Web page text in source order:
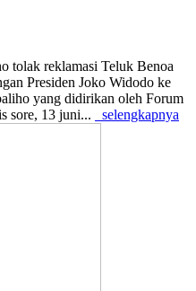
tolak reklamasi Teluk Benoa
Presiden Joko Widodo ke
yang didirikan oleh Forum
sore, 13 juni...
selengkapnya